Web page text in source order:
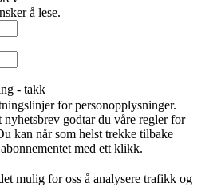
å lese.
- takk
for personopplysninger.
godtar du våre regler for
kan når som helst trekke tilbake
med ett klikk.
mulig for oss å analysere trafikk og